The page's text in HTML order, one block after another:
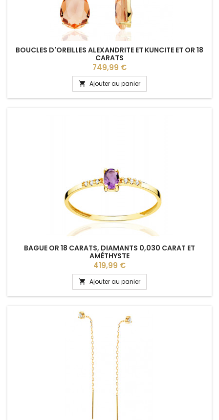
BOUCLES D'OREILLES ALEXANDRITE ET KUNCITE ET OR 18
CARATS
Prix
749,99 €
 Ajouter au panier
BAGUE OR 18 CARATS, DIAMANTS 0,030 CARAT ET
AMÉTHYSTE
Prix
419,99 €
 Ajouter au panier